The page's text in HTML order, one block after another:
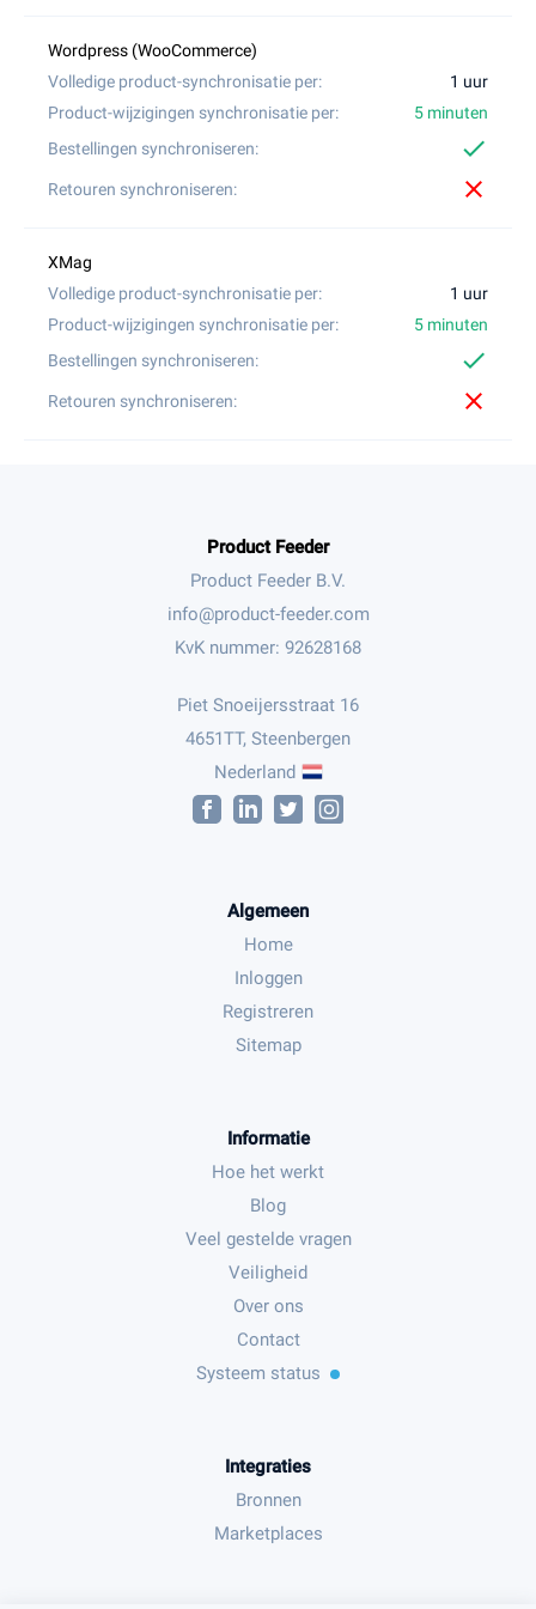
1 uur
5 minuten
check
close
1 uur
5 minuten
check
close
Product Feeder
Product Feeder B.V.
KvK nummer: 92628168
Piet Snoeijersstraat 16
4651TT, Steenbergen
Nederland
Algemeen
Home
Inloggen
Registreren
Sitemap
Informatie
Hoe het werkt
Blog
Veel gestelde vragen
Veiligheid
Over ons
Contact
Systeem status
Integraties
Bronnen
Marketplaces